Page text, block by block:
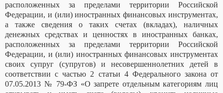
расположенных за пределами территории Российской
Федерации, и (или) иностранных финансовых инструментах,
а также сведения о таких счетах (вкладах), наличных
денежных средствах и ценностях в иностранных банках,
расположенных за пределами территории Российской
Федерации, и (или) иностранных финансовых инструментах
своих супруг (супругов) и несовершеннолетних детей в
соответствии с частью 2 статьи 4 Федерального закона от
07.05.2013 № 79-ФЗ «О запрете отдельным категориям лиц